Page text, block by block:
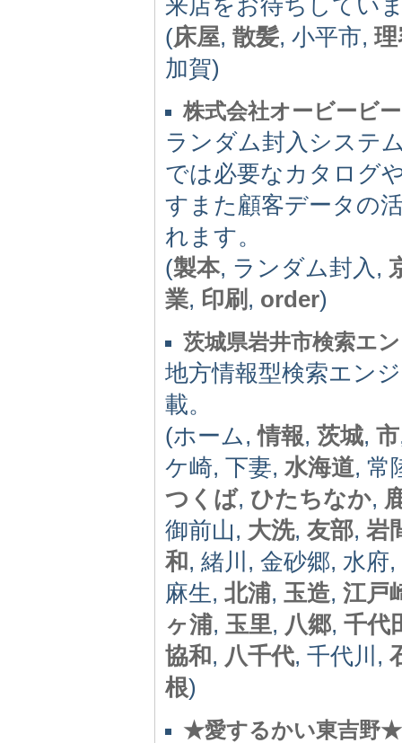
(床屋, 散髪, 小平市,
加賀)
株式会社オービービー
ランダム封入システ
では必要なカタログ
すまた顧客データの
れます。
(製本, ランダム封入,
業, 印刷 , order)
茨城県岩井市検索エ
地方情報型検索エン
載。
(ホーム,情報, 茨城, 市
ケ崎, 下妻, 水海道, 常
つくば, ひたちなか,
御前山, 大洗, 友部, 岩
和, 緒川, 金砂郷, 水
麻生, 北浦, 玉造, 江戸
ヶ浦, 玉里, 八郷, 千代
協和, 八千代, 千代川,
根)
★愛するかい東吉野